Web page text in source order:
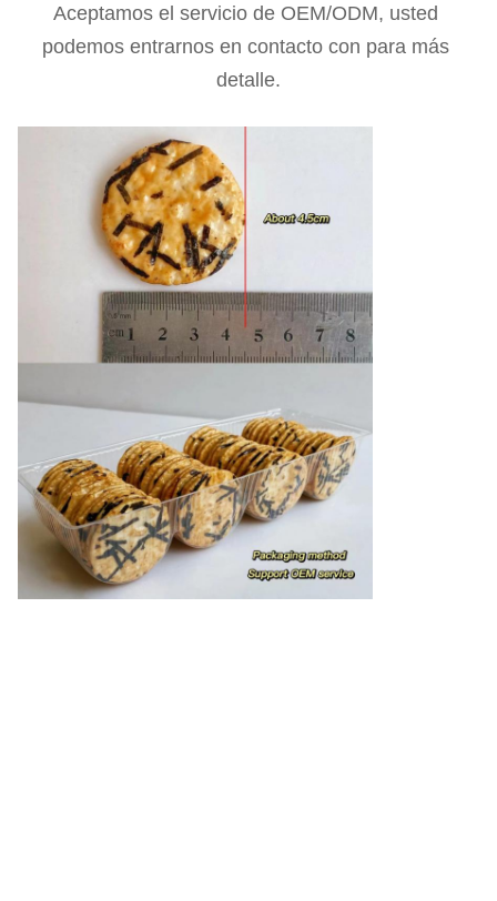
Aceptamos el servicio de OEM/ODM, usted
podemos entrarnos en contacto con para más
detalle.